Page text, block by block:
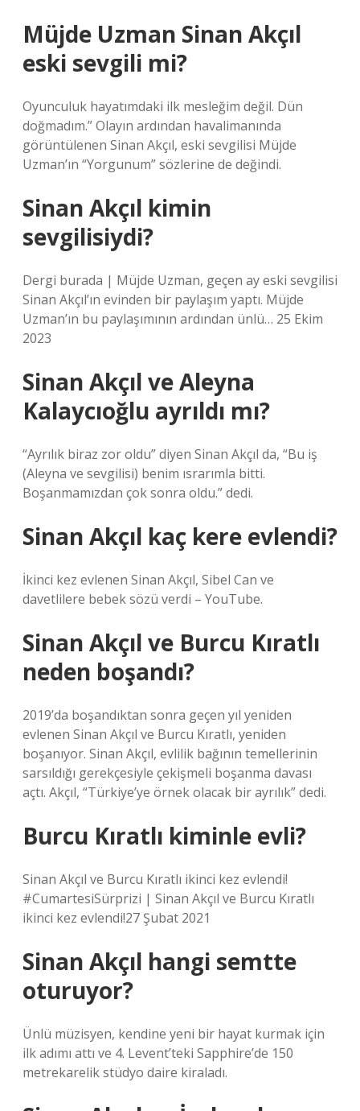
Müjde Uzman Sinan Akçıl
eski sevgili mi?
Oyunculuk hayatımdaki ilk mesleğim değil. Dün
doğmadım.” Olayın ardından havalimanında
görüntülenen Sinan Akçıl, eski sevgilisi Müjde
Uzman’ın “Yorgunum” sözlerine de değindi.
Sinan Akçıl kimin
sevgilisiydi?
Dergi burada | Müjde Uzman, geçen ay eski sevgilisi
Sinan Akçıl’ın evinden bir paylaşım yaptı. Müjde
Uzman’ın bu paylaşımının ardından ünlü… 25 Ekim
2023
Sinan Akçıl ve Aleyna
Kalaycıoğlu ayrıldı mı?
“Ayrılık biraz zor oldu” diyen Sinan Akçıl da, “Bu iş
(Aleyna ve sevgilisi) benim ısrarımla bitti.
Boşanmamızdan çok sonra oldu.” dedi.
Sinan Akçıl kaç kere evlendi?
İkinci kez evlenen Sinan Akçıl, Sibel Can ve
davetlilere bebek sözü verdi – YouTube.
Sinan Akçıl ve Burcu Kıratlı
neden boşandı?
2019’da boşandıktan sonra geçen yıl yeniden
evlenen Sinan Akçıl ve Burcu Kıratlı, yeniden
boşanıyor. Sinan Akçıl, evlilik bağının temellerinin
sarsıldığı gerekçesiyle çekişmeli boşanma davası
açtı. Akçıl, “Türkiye’ye örnek olacak bir ayrılık” dedi.
Burcu Kıratlı kiminle evli?
Sinan Akçıl ve Burcu Kıratlı ikinci kez evlendi!
#CumartesiSürprizi | Sinan Akçıl ve Burcu Kıratlı
ikinci kez evlendi!27 Şubat 2021
Sinan Akçıl hangi semtte
oturuyor?
Ünlü müzisyen, kendine yeni bir hayat kurmak için
ilk adımı attı ve 4. Levent’teki Sapphire’de 150
metrekarelik stüdyo daire kiraladı.